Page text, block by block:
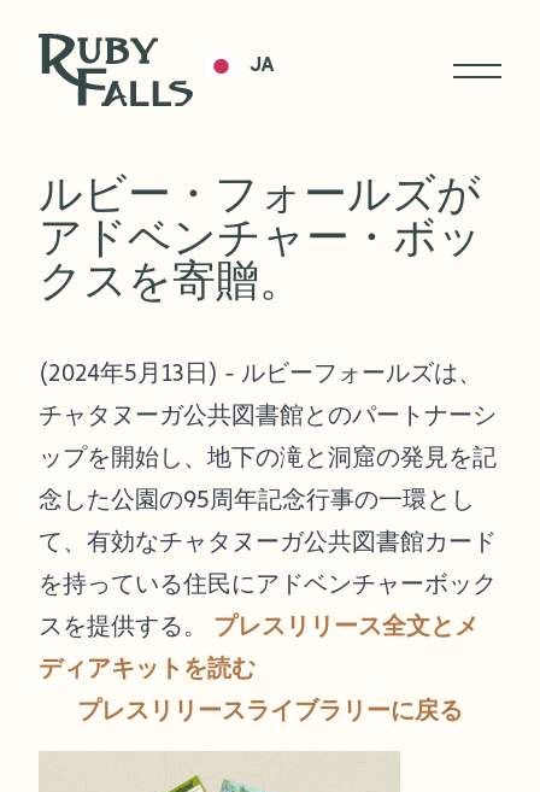
JA
ルビー・フォールズが
アドベンチャー・ボッ
クスを寄贈。
(2024年5月13日) - ルビーフォールズは、
チャタヌーガ公共図書館とのパートナーシ
ップを開始し、地下の滝と洞窟の発見を記
念した公園の95周年記念行事の一環とし
て、有効なチャタヌーガ公共図書館カード
を持っている住民にアドベンチャーボック
スを提供する。
プレスリリース全文とメ
ディアキットを読む
プレスリリースライブラリーに戻る